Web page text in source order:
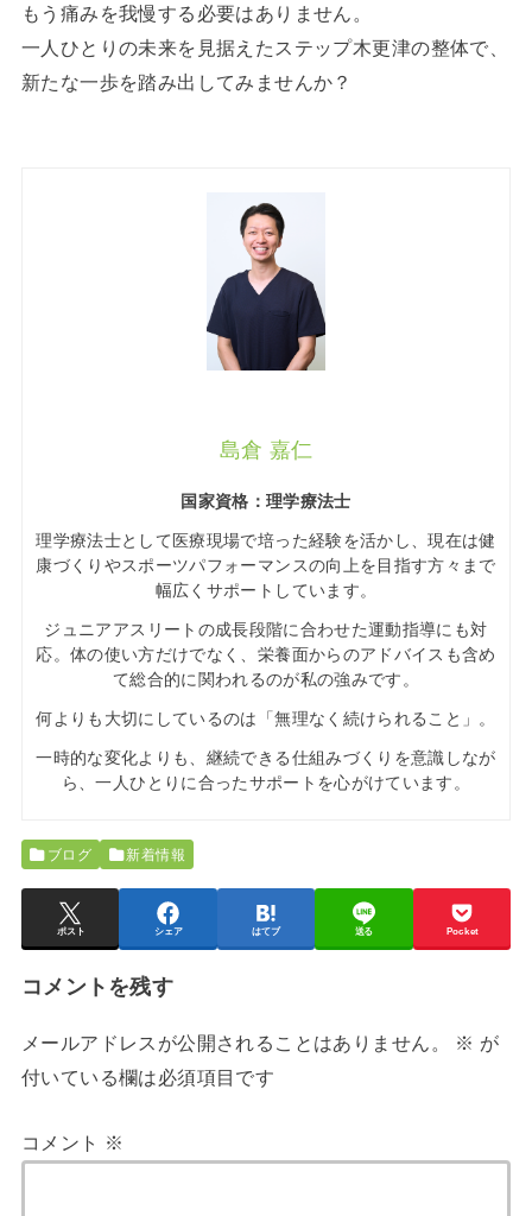
もう痛みを我慢する必要はありません。
一人ひとりの未来を見据えたステップ木更津の整体で、
新たな一歩を踏み出してみませんか？
島倉 嘉仁
国家資格：理学療法士
理学療法士として医療現場で培った経験を活かし、現在は健
康づくりやスポーツパフォーマンスの向上を目指す方々まで
幅広くサポートしています。
ジュニアアスリートの成長段階に合わせた運動指導にも対
応。体の使い方だけでなく、栄養面からのアドバイスも含め
て総合的に関われるのが私の強みです。
何よりも大切にしているのは「無理なく続けられること」。
一時的な変化よりも、継続できる仕組みづくりを意識しなが
ら、一人ひとりに合ったサポートを心がけています。
ブログ 新着情報
ポスト シェア はてブ 送る Pocket
コメントを残す
メールアドレスが公開されることはありません。 ※ が
付いている欄は必須項目です
コメント ※